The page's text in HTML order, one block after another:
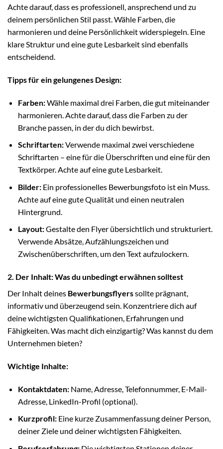
Achte darauf, dass es professionell, ansprechend und zu
deinem persönlichen Stil passt. Wähle Farben, die
harmonieren und deine Persönlichkeit widerspiegeln. Eine
klare Struktur und eine gute Lesbarkeit sind ebenfalls
entscheidend.
Tipps für ein gelungenes Design:
Farben:Wähle maximal drei Farben, die gut miteinander
harmonieren. Achte darauf, dass die Farben zu der
Branche passen, in der du dich bewirbst.
Schriftarten:Verwende maximal zwei verschiedene
Schriftarten – eine für die Überschriften und eine für den
Textkörper. Achte auf eine gute Lesbarkeit.
Bilder:Ein professionelles Bewerbungsfoto ist ein Muss.
Achte auf eine gute Qualität und einen neutralen
Hintergrund.
Layout:Gestalte den Flyer übersichtlich und strukturiert.
Verwende Absätze, Aufzählungszeichen und
Zwischenüberschriften, um den Text aufzulockern.
2. Der Inhalt: Was du unbedingt erwähnen solltest
Der Inhalt deines Bewerbungsflyerssollte prägnant,
informativ und überzeugend sein. Konzentriere dich auf
deine wichtigsten Qualifikationen, Erfahrungen und
Fähigkeiten. Was macht dich einzigartig? Was kannst du dem
Unternehmen bieten?
Wichtige Inhalte:
Kontaktdaten:Name, Adresse, Telefonnummer, E-Mail-
Adresse, LinkedIn-Profil (optional).
Kurzprofil:Eine kurze Zusammenfassung deiner Person,
deiner Ziele und deiner wichtigsten Fähigkeiten.